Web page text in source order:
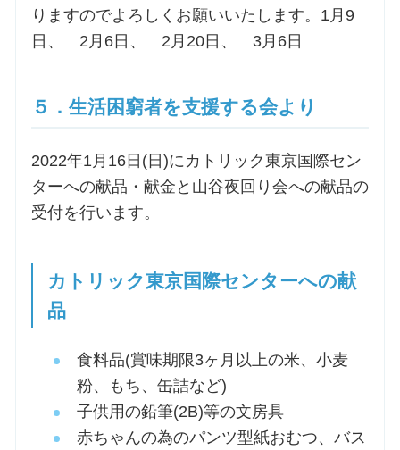
りますのでよろしくお願いいたします。1月9
日、 2月6日、 2月20日、 3月6日
５．生活困窮者を支援する会より
2022年1月16日(日)にカトリック東京国際セン
ターへの献品・献金と山谷夜回り会への献品の
受付を行います。
カトリック東京国際センターへの献
品
食料品(賞味期限3ヶ月以上の米、小麦
粉、もち、缶詰など)
子供用の鉛筆(2B)等の文房具
赤ちゃんの為のパンツ型紙おむつ、バス